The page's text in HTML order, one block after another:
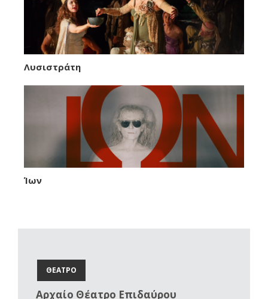
Λυσιστράτη
Ίων
ΘΕΑΤΡΟ
Αρχαίο Θέατρο Επιδαύρου